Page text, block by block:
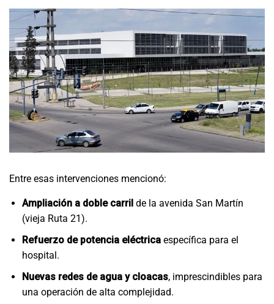
Entre esas intervenciones mencionó:
Ampliación a doble carril de la avenida San Martín
(vieja Ruta 21).
Refuerzo de potencia eléctricaespecífica para el
hospital.
Nuevas redes de agua y cloacas, imprescindibles para
una operación de alta complejidad.